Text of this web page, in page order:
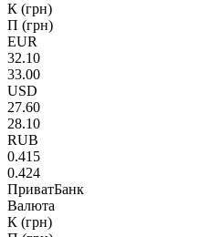
К (грн)
П (грн)
EUR
32.10
33.00
USD
27.60
28.10
RUB
0.415
0.424
ПриватБанк
Валюта
К (грн)